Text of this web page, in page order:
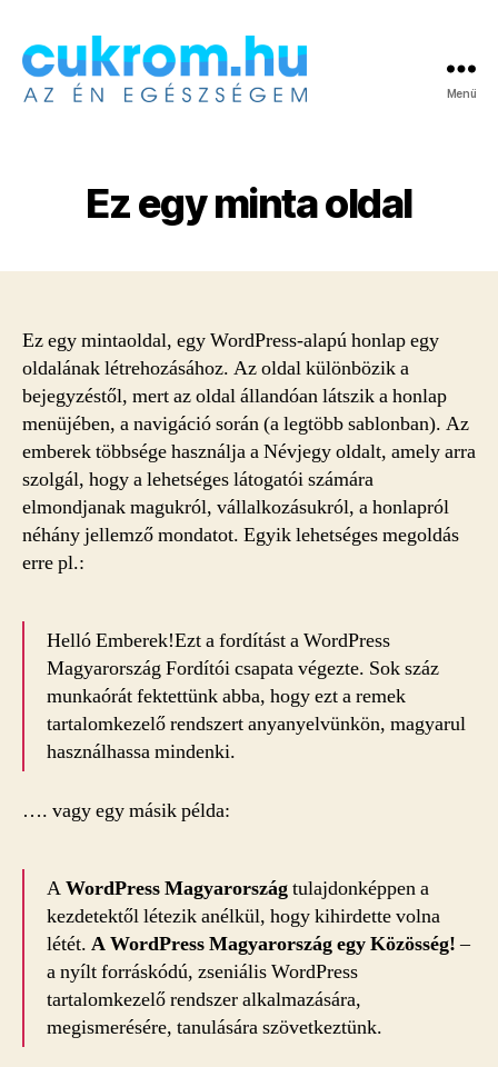
Menü
Ez egy minta oldal
Ez egy mintaoldal, egy WordPress-alapú honlap egy
oldalának létrehozásához. Az oldal különbözik a
bejegyzéstől, mert az oldal állandóan látszik a honlap
menüjében, a navigáció során (a legtöbb sablonban). Az
emberek többsége használja a Névjegy oldalt, amely arra
szolgál, hogy a lehetséges látogatói számára
elmondjanak magukról, vállalkozásukról, a honlapról
néhány jellemző mondatot. Egyik lehetséges megoldás
erre pl.:
Helló Emberek!Ezt a fordítást a WordPress
Magyarország Fordítói csapata végezte. Sok száz
munkaórát fektettünk abba, hogy ezt a remek
tartalomkezelő rendszert anyanyelvünkön, magyarul
használhassa mindenki.
…. vagy egy másik példa:
AWordPress Magyarországtulajdonképpen a
kezdetektől létezik anélkül, hogy kihirdette volna
létét. A WordPress Magyarország egy Közösség!–
a nyílt forráskódú, zseniális WordPress
tartalomkezelő rendszer alkalmazására,
megismerésére, tanulására szövetkeztünk.